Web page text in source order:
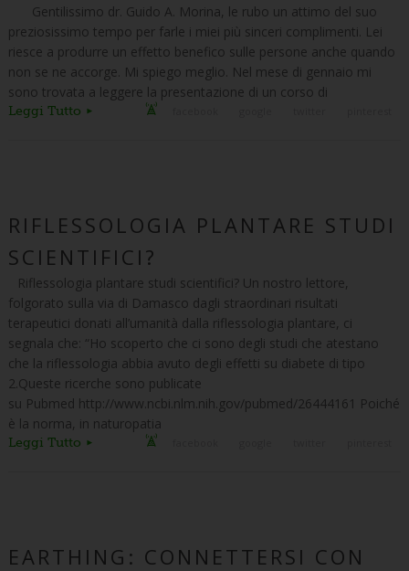
Gentilissimo dr. Guido A. Morina, le rubo un attimo del suo
preziosissimo tempo per farle i miei più sinceri complimenti. Lei
riesce a produrre un effetto benefico sulle persone anche quando
non se ne accorge. Mi spiego meglio. Nel mese di gennaio mi
sono trovata a leggere la presentazione di un corso di
Leggi Tutto
RIFLESSOLOGIA PLANTARE STUDI
SCIENTIFICI?
Riflessologia plantare studi scientifici? Un nostro lettore,
folgorato sulla via di Damasco dagli straordinari risultati
terapeutici donati all’umanità dalla riflessologia plantare, ci
segnala che: “Ho scoperto che ci sono degli studi che atestano
che la riflessologia abbia avuto degli effetti su diabete di tipo
2.Queste ricerche sono publicate
su Pubmed http://www.ncbi.nlm.nih.gov/pubmed/26444161 Poiché
è la norma, in naturopatia
Leggi Tutto
EARTHING: CONNETTERSI CON